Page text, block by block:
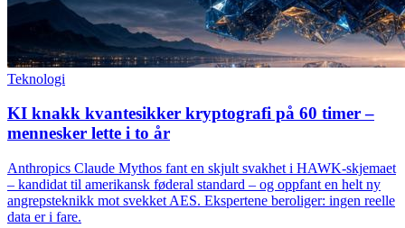
Teknologi
KI knakk kvantesikker kryptografi på 60 timer –
mennesker lette i to år
Anthropics Claude Mythos fant en skjult svakhet i HAWK-skjemaet
– kandidat til amerikansk føderal standard – og oppfant en helt ny
angrepsteknikk mot svekket AES. Ekspertene beroliger: ingen reelle
data er i fare.